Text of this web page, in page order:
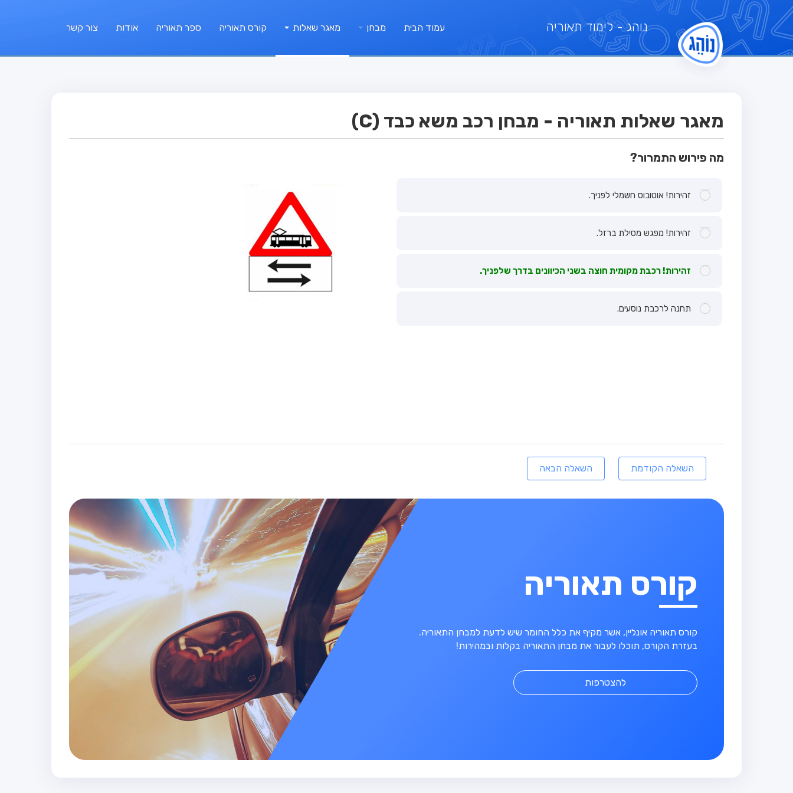
נוהג- לימוד תאוריה עמוד הבית מבחן מאגר שאלות קורס תאוריה ספר תאוריה אודות צור קשר
מאגר שאלות תאוריה - מבחן רכב משא כבד (C)
מה פירוש התמרור?
זהירות! אוטובוס חשמלי לפניך.
זהירות! מפגש מסילת ברזל.
זהירות! רכבת מקומית חוצה בשני הכיוונים בדרך שלפניך.
תחנה לרכבת נוסעים.
השאלה הקודמת השאלה הבאה
קורס תאוריה
קורס תאוריה אונליין, אשר מקיף את כלל החומר שיש לדעת למבחן התאוריה.
בעזרת הקורס, תוכלו לעבור את מבחן התאוריה בקלות ובמהירות!
להצטרפות